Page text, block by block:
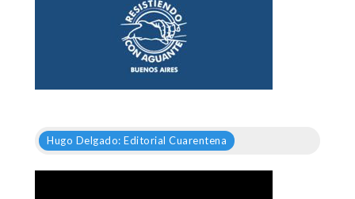
Hugo Delgado: Editorial Cuarentena